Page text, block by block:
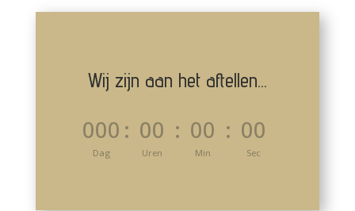
Wij zijn aan het aftellen...
000
Dag
: 00
Uren
: 00
Min
: 00
Sec